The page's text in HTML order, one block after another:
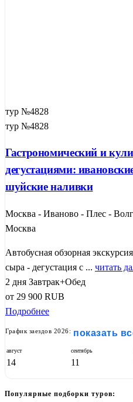
тур №4828
тур №4828
Гастрономический и
дегустациями:
шуйские наливки
Москва - Иваново - Плес -
Москва
Автобусная обзорная
сыра - дегустация с ... читать
2 дня Завтрак+Обед
от 29 900 RUB
Подробнее
График заездов 2026: показать
август
14
сентябрь
11
Популярные подборки туров: